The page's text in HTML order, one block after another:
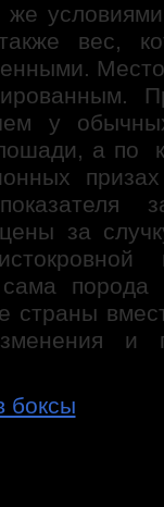
вес,
у
а по
за
страны
и